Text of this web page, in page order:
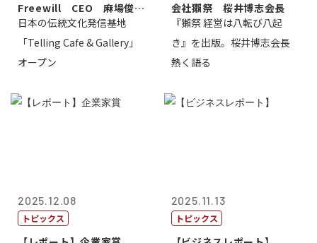
Freewill CEO 麻場俊行
氏
日本の伝統文化発信基地
「Telling Cafe & Gallery」
オープン
会社獺祭 桜井博志会長
『獺祭 経営は八転び八起
き』を出版。桜井博志会長
熱く語る
2025.12.08
トピックス
2025.11.13
トピックス